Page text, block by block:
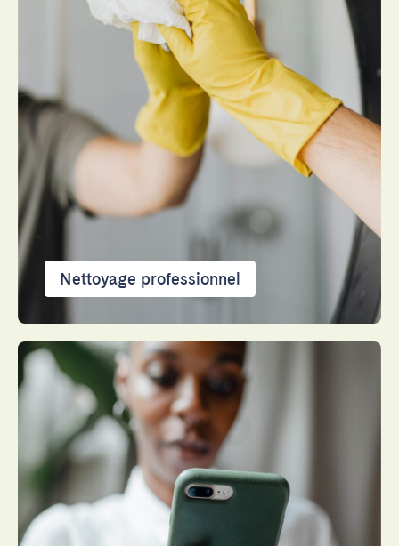
Nettoyage professionnel
Fermer
Choisir la langue
English
Français
Español
Português